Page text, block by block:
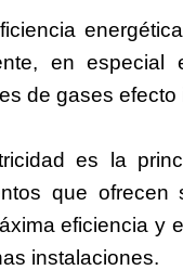
en
de gases efecto
es la
que
eficiencia y
instalaciones.